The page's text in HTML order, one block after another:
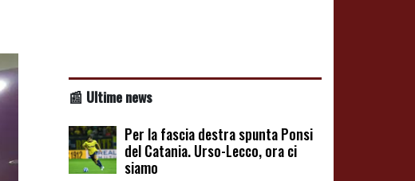
📰 Ultime news
Per la fascia destra spunta Ponsi
del Catania. Urso-Lecco, ora ci
siamo